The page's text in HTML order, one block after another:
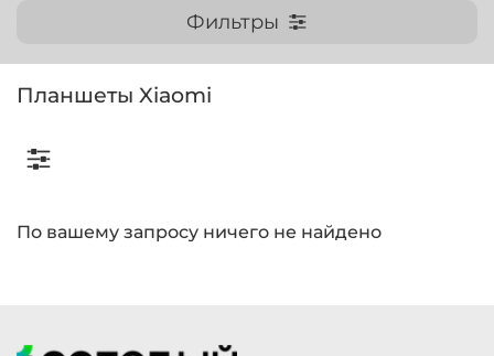
Фильтры
Планшеты Xiaomi
По вашему запросу ничего не найдено